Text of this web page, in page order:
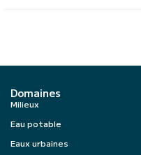
Domaines
Milieux
Eau potable
Eaux urbaines